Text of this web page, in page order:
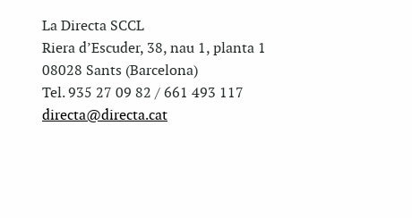
La Directa SCCL
Riera d’Escuder, 38, nau 1, planta 1
08028 Sants (Barcelona)
Tel. 935 27 09 82 / 661 493 117
directa@directa.cat